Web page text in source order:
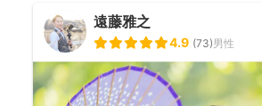
遠藤雅之
4.9 (73)男性